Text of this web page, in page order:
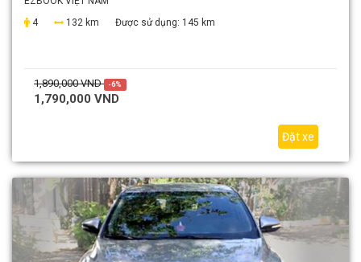
4
132 km Được sử dụng: 145 km
1,890,000 VND -6%
1,790,000 VND
Đặt xe